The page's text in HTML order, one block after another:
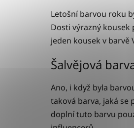
Letošní barvou roku
Dosti výrazný kousek
jeden kousek v barvě
Šalvějová
Ano, i když byla
taková barva, jaká se
doplní tuto barvu